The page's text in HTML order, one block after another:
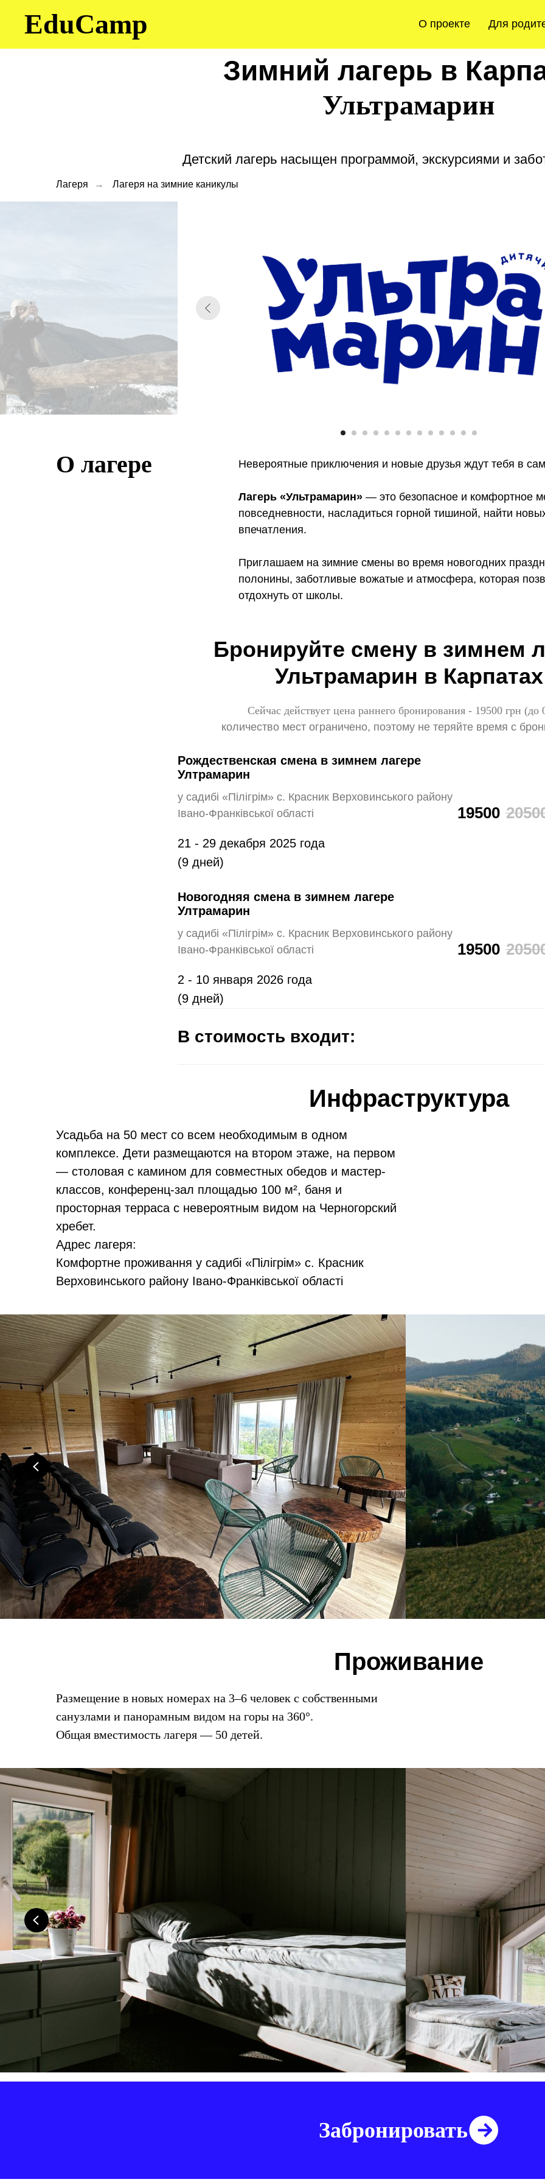
EduCamp О проекте Для
Зимний лагерь в
Ультрамарин
Детский лагерь насыщен программой, экскурсиями и
Лагеря → Лагеря на зимние каникулы
О лагере Невероятные приключения и новые друзья ждут тебя в
Лагерь «Ультрамарин» — это безопасное и комфортное
повседневности, насладиться горной тишиной, найти
впечатления.
Приглашаем на зимние смены во время новогодних
полонины, заботливые вожатые и атмосфера, которая
отдохнуть от школы.
Бронируйте смену в зимнем
Ультрамарин в Карпатах
Сейчас действует цена раннего бронирования - 19500 грн (до
количество мест ограничено, поэтому не теряйте время с
Рождественская смена в зимнем лагере
Ултрамарин
у садибі «Пілігрім» с. Красник Верховинського району
Івано-Франківської області
21 - 29 декабря 2025 года
(9 дней)
19500
Новогодняя смена в зимнем лагере
Ултрамарин
у садибі «Пілігрім» с. Красник Верховинського району
Івано-Франківської області
2 - 10 января 2026 года
(9 дней)
19500
В стоимость входит:
Инфраструктура
Усадьба на 50 мест со всем необходимым в одном
комплексе. Дети размещаются на втором этаже, на первом
— столовая с камином для совместных обедов и мастер-
классов, конференц-зал площадью 100 м², баня и
просторная терраса с невероятным видом на Черногорский
хребет.
Адрес лагеря:
Комфортне проживання у садибі «Пілігрім» с. Красник
Верховинського району Івано-Франківської області
Проживание
Размещение в новых номерах на 3–6 человек с собственными
санузлами и панорамным видом на горы на 360°.
Общая вместимость лагеря — 50 детей.
Забронировать